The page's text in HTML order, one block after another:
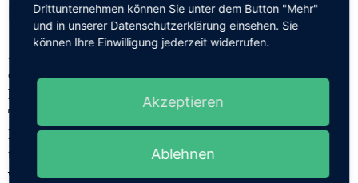
Entscheidungen
Im Gegensatz zu traditionellen Marketingstrategien, bei
denen oft Annahmen und Vermutungen zum Einsatz
kommen, stützen sich Growth Hacker stark auf Daten.
Tools wie Google Analytics, A/B-Tests und sonstige
Datenquellen helfen dabei, fundierte Entscheidungen zu
treffen und Maßnahmen zu ergreifen, die nachweislich
wirksam sind.
Drittunternehmen können Sie unter dem Button "Mehr"
und in unserer Datenschutzerklärung einsehen. Sie
können Ihre Einwilligung jederzeit widerrufen.
Akzeptieren
Ablehnen